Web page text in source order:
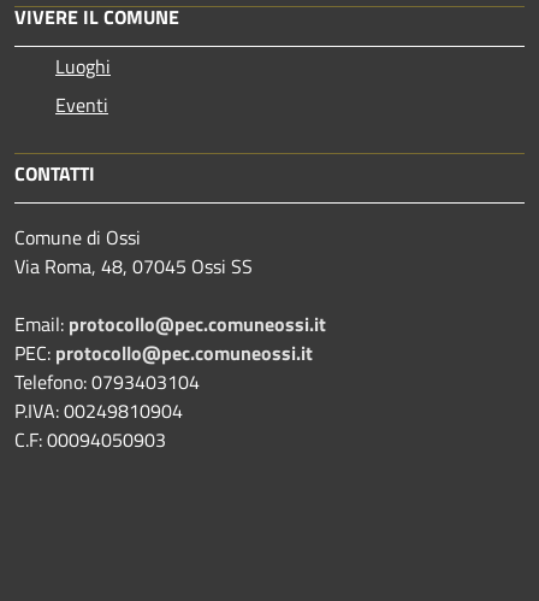
VIVERE IL COMUNE
Luoghi
Eventi
CONTATTI
Comune di Ossi
Via Roma, 48, 07045 Ossi SS
Email: protocollo@pec.comuneossi.it
PEC: protocollo@pec.comuneossi.it
Telefono: 0793403104
P.IVA: 00249810904
C.F: 00094050903